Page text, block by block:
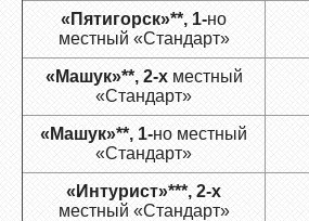
«Пятигорск»**, 1-но
местный «Стандарт»
«Машук»**, 2-х местный
«Стандарт»
«Машук»**, 1-но местный
«Стандарт»
«Интурист»***, 2-х
местный «Стандарт»